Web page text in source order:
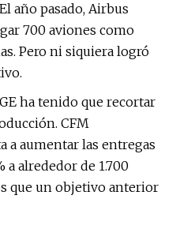
año pasado, Airbus
700 aviones como
Pero ni siquiera logró
ha tenido que recortar
CFM
a aumentar las entregas
a alrededor de 1.700
que un objetivo anterior